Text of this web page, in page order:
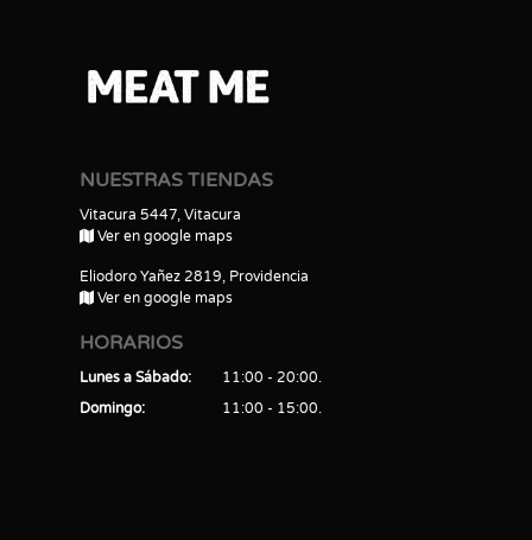
NUESTRAS TIENDAS
Vitacura 5447, Vitacura
Ver en google maps
Eliodoro Yañez 2819, Providencia
Ver en google maps
HORARIOS
Lunes a Sábado
11:00 - 20:00
Domingo
11:00 - 15:00